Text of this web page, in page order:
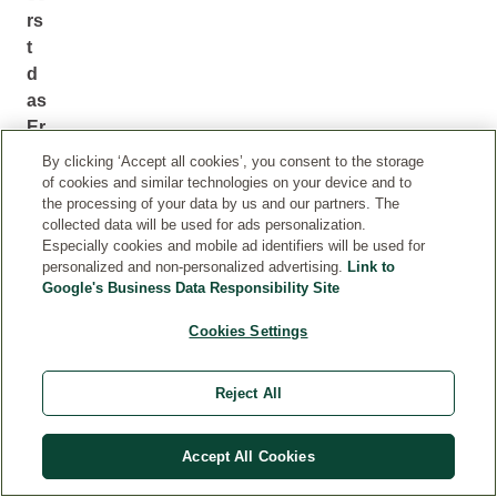
rs
t
d
as
Er
sc
bil
By clicking ‘Accept all cookies’, you consent to the storage
of cookies and similar technologies on your device and to
the processing of your data by us and our partners. The
collected data will be used for ads personalization.
Especially cookies and mobile ad identifiers will be used for
personalized and non-personalized advertising. Link to
Google's Business Data Responsibility Site
Cookies Settings
Reject All
Accept All Cookies